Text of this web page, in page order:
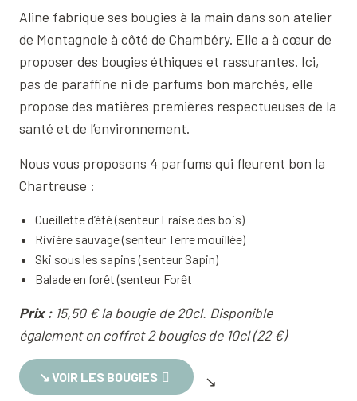
Aline fabrique ses bougies à la main dans son atelier
de Montagnole à côté de Chambéry. Elle a à cœur de
proposer des bougies éthiques et rassurantes. Ici,
pas de paraffine ni de parfums bon marchés, elle
propose des matières premières respectueuses de la
santé et de l’environnement.
Nous vous proposons 4 parfums qui fleurent bon la
Chartreuse :
Cueillette d’été (senteur Fraise des bois)
Rivière sauvage (senteur Terre mouillée)
Ski sous les sapins (senteur Sapin)
Balade en forêt (senteur Forêt
Prix :15,50 € la bougie de 20cl. Disponible
également en coffret 2 bougies de 10cl (22 €)
↘︎ VOIR LES BOUGIES ↘︎